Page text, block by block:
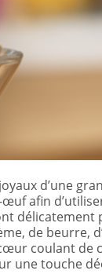
d’une
afin
de beurre,
coulant de
une touche